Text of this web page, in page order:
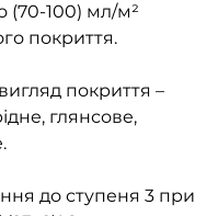
(70-100) мл/м²
покриття.
покриття –
глянсове,
до ступеня 3 при